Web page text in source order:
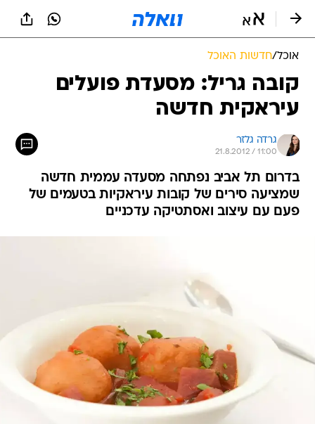
אוכל/חדשות האוכל
קובה גריל: מסעדת פועלים
עיראקית חדשה
גרדה גלזר
21.8.2012 / 11:00
בדרום תל אביב נפתחה מסעדה עממית חדשה
שמציעה סירים של קובות עיראקיות בטעמים של
פעם עם עיצוב ואסתטיקה עדכניים